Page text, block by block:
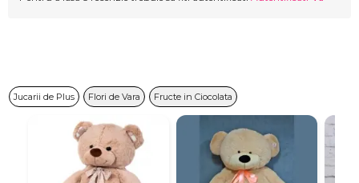
Jucarii de Plus Flori de Vara Fructe in Ciocolata